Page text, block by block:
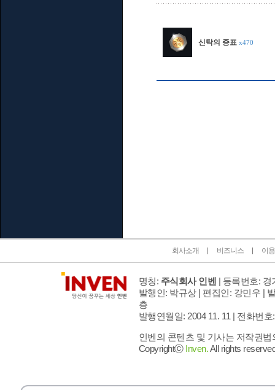
신탁의 증표 x470
회사소개 비즈니스 이
명칭: 주식회사 인벤 | 등록번호: 경
발행인: 박규상 | 편집인: 강민우 |
층
발행연월일: 2004 11. 11 | 전화번호
인벤의 콘텐츠 및 기사는 저작권
Copyrightⓒ Inven.All rights